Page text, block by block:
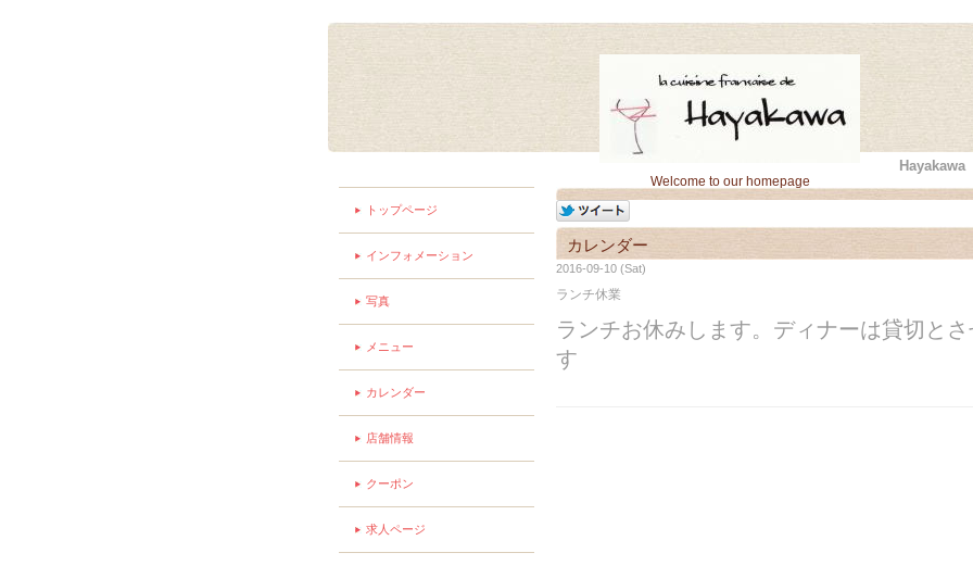
Welcome to our homepage
カレンダー
2016-09-10 (Sat)
ランチ休業
ランチお休みします。ディナーは貸切とさ
す
トップページ
インフォメーション
写真
メニュー
カレンダー
店舗情報
クーポン
求人ページ